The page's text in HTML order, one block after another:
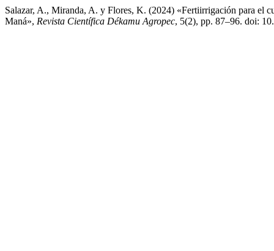
Salazar, A., Miranda, A. y Flores, K. (2024) «Fertiirrigación para el
Maná», Revista Científica Dékamu Agropec, 5(2), pp. 87–96. doi: